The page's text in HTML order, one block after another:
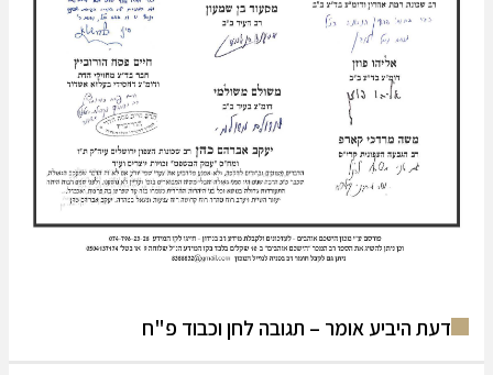
היביע אומר – תגובה לחן וכבוד פ"ח